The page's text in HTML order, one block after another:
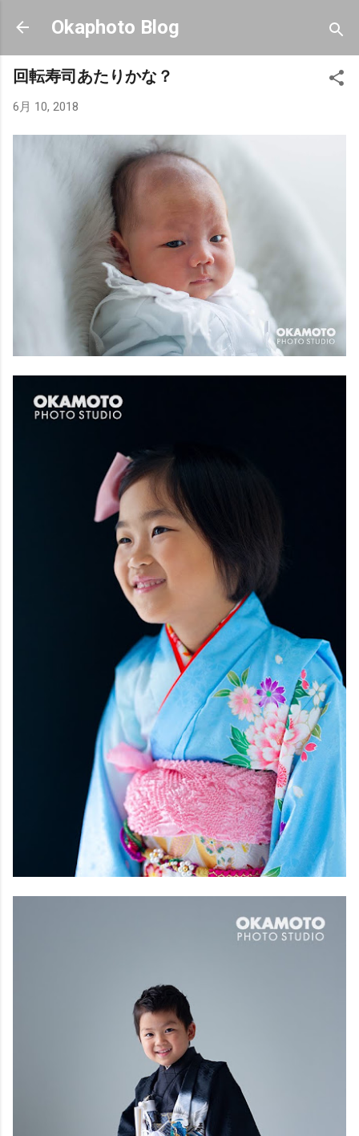
スキップしてメイン コンテンツに移動
Okaphoto Blog
回転寿司あたりかな？
6月 10, 2018